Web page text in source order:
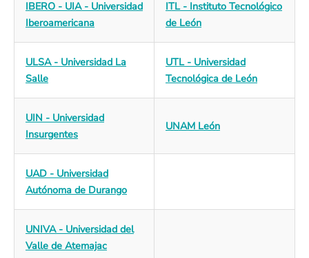
IBERO - UIA - Universidad
Iberoamericana
ITL - Instituto Tecnológico
de León
ULSA - Universidad La
Salle
UTL - Universidad
Tecnológica de León
UIN - Universidad
Insurgentes
UNAM León
UAD - Universidad
Autónoma de Durango
UNIVA - Universidad del
Valle de Atemajac